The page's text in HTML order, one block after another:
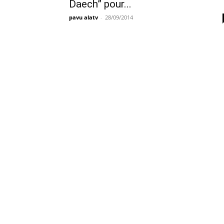
Daech” pour...
pavu alatv - 28/09/2014